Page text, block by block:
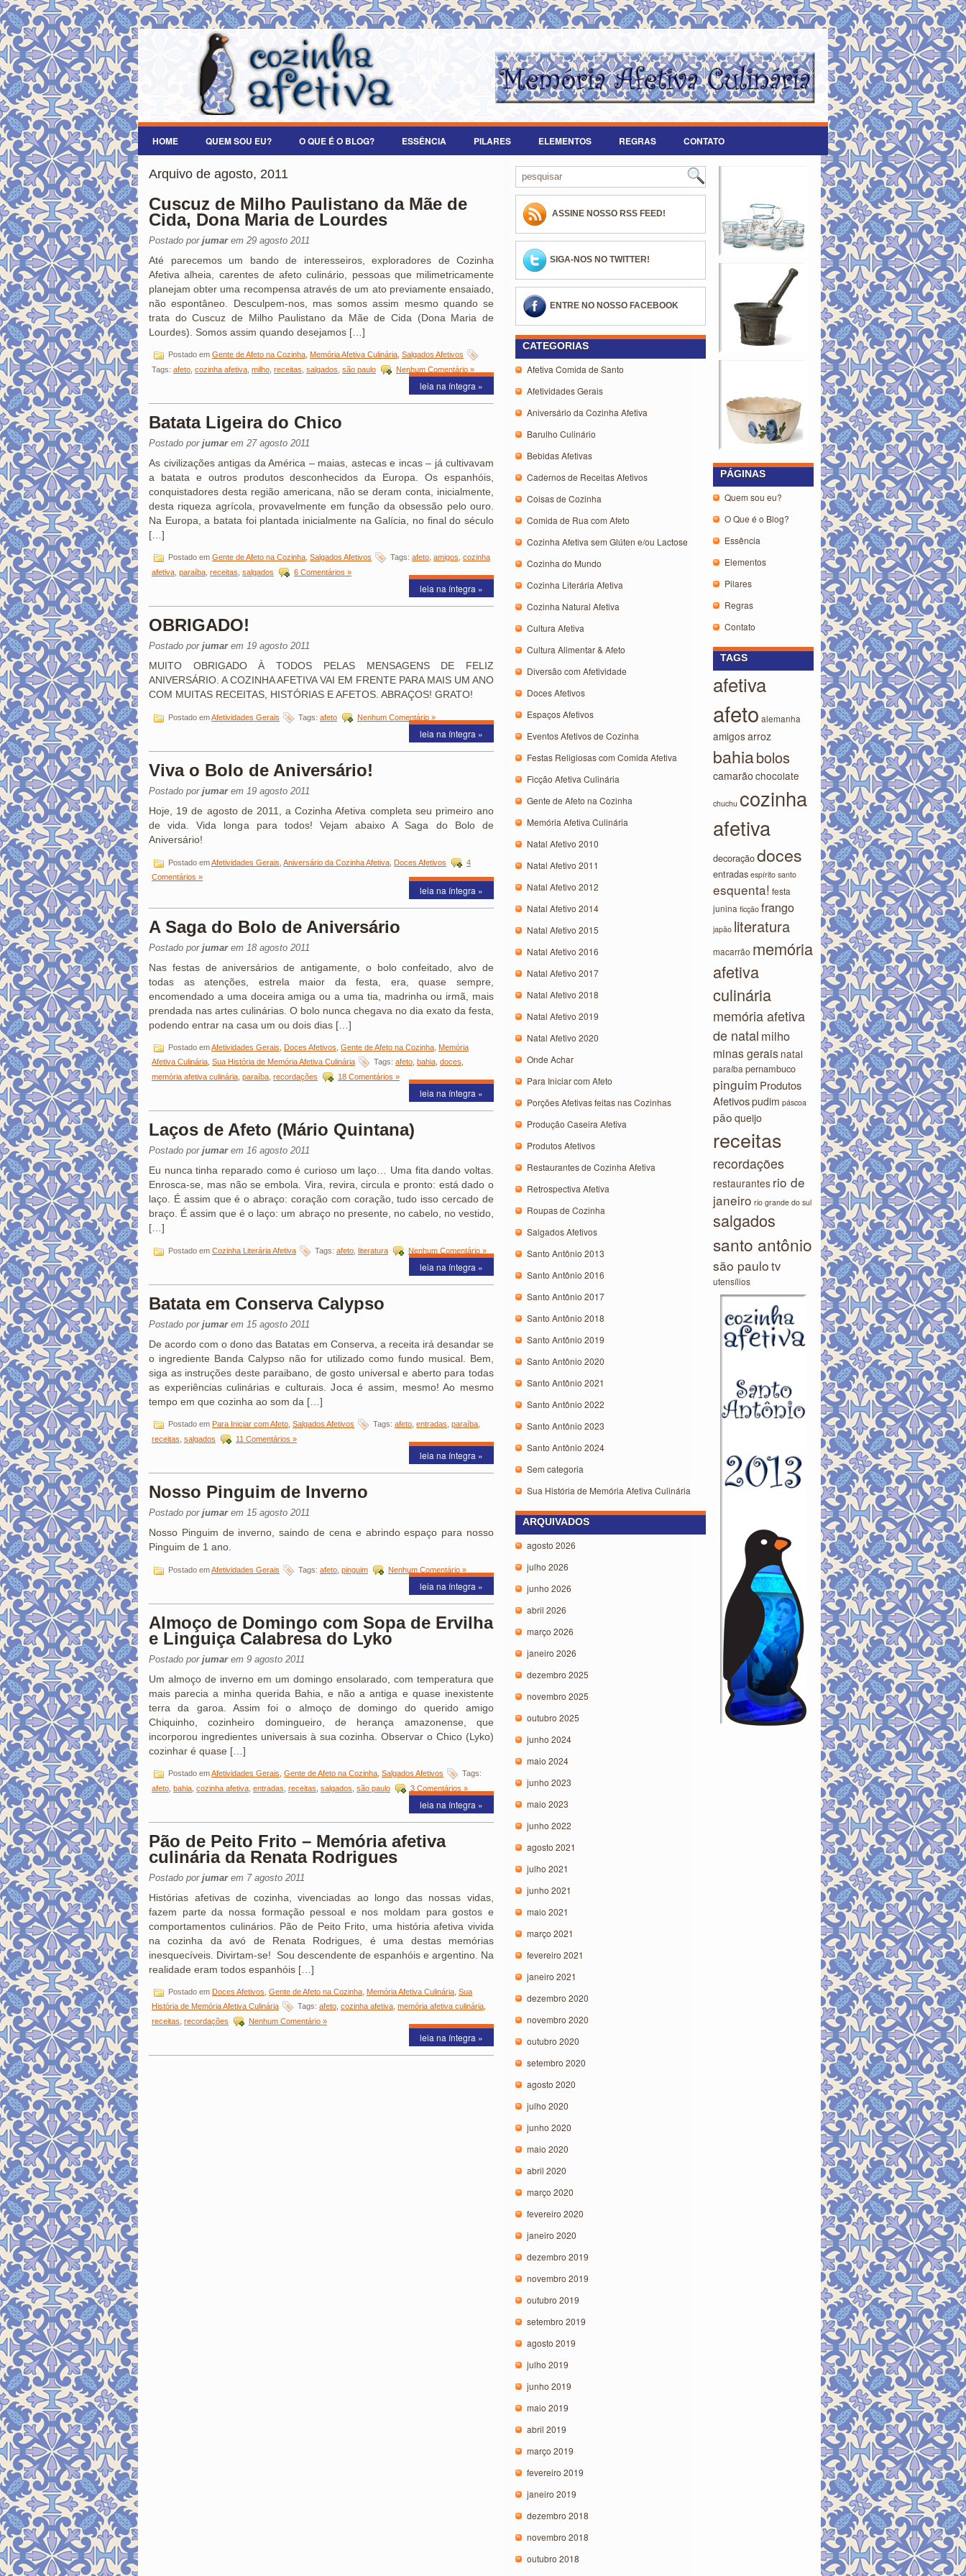
HOME QUEM SOU EU? O QUE É O BLOG? ESSÊNCIA PILARES ELEMENTOS REGRAS CONTATO
Arquivo de agosto, 2011
Cuscuz de Milho Paulistano da Mãe de
Cida, Dona Maria de Lourdes
Postado por jumarem 29 agosto 2011
Até parecemos um bando de interesseiros, exploradores de Cozinha
Afetiva alheia, carentes de afeto culinário, pessoas que milimetricamente
planejam obter uma recompensa através de um ato previamente ensaiado,
não espontâneo. Desculpem-nos, mas somos assim mesmo quando se
trata do Cuscuz de Milho Paulistano da Mãe de Cida (Dona Maria de
Lourdes). Somos assim quando desejamos […]
Postado em Gente de Afeto na Cozinha Memória Afetiva Culinária Salgados Afetivos
Tags: afeto cozinha afetiva milho receitas salgados são paulo Nenhum Comentário »
leia na íntegra »
Batata Ligeira do Chico
Postado por jumarem 27 agosto 2011
As civilizações antigas da América – maias, astecas e incas – já cultivavam
a batata e outros produtos desconhecidos da Europa. Os espanhóis,
conquistadores desta região americana, não se deram conta, inicialmente,
desta riqueza agrícola, provavelmente em função da obsessão pelo ouro.
Na Europa, a batata foi plantada inicialmente na Galícia, no final do século
[…]
Postado em Gente de Afeto na Cozinha Salgados Afetivos Tags: afeto amigos cozinha
afetiva paraíba receitas salgados 6 Comentários »
leia na íntegra »
OBRIGADO!
Postado por jumarem 19 agosto 2011
MUITO OBRIGADO À TODOS PELAS MENSAGENS DE FELIZ
ANIVERSÁRIO. A COZINHA AFETIVA VAI EM FRENTE PARA MAIS UM ANO
COM MUITAS RECEITAS, HISTÓRIAS E AFETOS. ABRAÇOS! GRATO!
Postado emAfetividades Gerais Tags: afeto Nenhum Comentário »
leia na íntegra »
Viva o Bolo de Aniversário!
Postado por jumarem 19 agosto 2011
Hoje, 19 de agosto de 2011, a Cozinha Afetiva completa seu primeiro ano
de vida. Vida longa para todos! Vejam abaixo A Saga do Bolo de
Aniversário!
Postado emAfetividades Gerais Aniversário da Cozinha Afetiva Doces Afetivos
4
Comentários »
leia na íntegra »
A Saga do Bolo de Aniversário
Postado por jumarem 18 agosto 2011
Nas festas de aniversários de antigamente, o bolo confeitado, alvo de
todas as atenções, estrela maior da festa, era, quase sempre,
encomendado a uma doceira amiga ou a uma tia, madrinha ou irmã, mais
prendada nas artes culinárias. O bolo nunca chegava no dia exato da festa,
podendo entrar na casa um ou dois dias […]
Postado emAfetividades Gerais Doces Afetivos Gente de Afeto na Cozinha Memória
Afetiva Culinária Sua História de Memória Afetiva Culinária Tags: afeto bahia doces
memória afetiva culinária paraíba recordações 18 Comentários »
leia na íntegra »
Laços de Afeto (Mário Quintana)
Postado por jumarem 16 agosto 2011
Eu nunca tinha reparado como é curioso um laço… Uma fita dando voltas.
Enrosca-se, mas não se embola. Vira, revira, circula e pronto: está dado o
laço. É assim que é o abraço: coração com coração, tudo isso cercado de
braço. É assim que é o laço: um abraço no presente, no cabelo, no vestido,
[…]
Postado em Cozinha Literária Afetiva Tags: afeto literatura Nenhum Comentário »
leia na íntegra »
Batata em Conserva Calypso
Postado por jumarem 15 agosto 2011
De acordo com o dono das Batatas em Conserva, a receita irá desandar se
o ingrediente Banda Calypso não for utilizado como fundo musical. Bem,
siga as instruções deste paraibano, de gosto universal e aberto para todas
as experiências culinárias e culturais. Joca é assim, mesmo! Ao mesmo
tempo em que cozinha ao som da […]
Postado em Para Iniciar com Afeto Salgados Afetivos Tags: afeto entradas paraíba
receitas salgados 11 Comentários »
leia na íntegra »
Nosso Pinguim de Inverno
Postado por jumarem 15 agosto 2011
Nosso Pinguim de inverno, saindo de cena e abrindo espaço para nosso
Pinguim de 1 ano.
Postado emAfetividades Gerais Tags: afeto pinguim Nenhum Comentário »
leia na íntegra »
Almoço de Domingo com Sopa de Ervilha
e Linguiça Calabresa do Lyko
Postado por jumarem 9 agosto 2011
Um almoço de inverno em um domingo ensolarado, com temperatura que
mais parecia a minha querida Bahia, e não a antiga e quase inexistente
terra da garoa. Assim foi o almoço de domingo do querido amigo
Chiquinho, cozinheiro domingueiro, de herança amazonense, que
incorporou ingredientes universais à sua cozinha. Observar o Chico (Lyko)
cozinhar é quase […]
Postado emAfetividades Gerais Gente de Afeto na Cozinha Salgados Afetivos
Tags:
afeto bahia cozinha afetiva entradas receitas salgados são paulo 3 Comentários »
leia na íntegra »
Pão de Peito Frito – Memória afetiva
culinária da Renata Rodrigues
Postado por jumarem 7 agosto 2011
Histórias afetivas de cozinha, vivenciadas ao longo das nossas vidas,
fazem parte da nossa formação pessoal e nos moldam para gostos e
comportamentos culinários. Pão de Peito Frito, uma história afetiva vivida
na cozinha da avó de Renata Rodrigues, é uma destas memórias
inesquecíveis. Divirtam-se! Sou descendente de espanhóis e argentino. Na
realidade eram todos espanhóis […]
Postado em Doces Afetivos Gente de Afeto na Cozinha Memória Afetiva Culinária Sua
História de Memória Afetiva Culinária
Tags: afeto cozinha afetiva memória afetiva culinária
receitas recordações Nenhum Comentário »
leia na íntegra »
ASSINE NOSSO RSS FEED!
SIGA-NOS NO TWITTER!
ENTRE NO NOSSO FACEBOOK
CATEGORIAS
Afetiva Comida de Santo
Afetividades Gerais
Aniversário da Cozinha Afetiva
Barulho Culinário
Bebidas Afetivas
Cadernos de Receitas Afetivos
Coisas de Cozinha
Comida de Rua com Afeto
Cozinha Afetiva sem Glúten e/ou Lactose
Cozinha do Mundo
Cozinha Literária Afetiva
Cozinha Natural Afetiva
Cultura Afetiva
Cultura Alimentar & Afeto
Diversão com Afetividade
Doces Afetivos
Espaços Afetivos
Eventos Afetivos de Cozinha
Festas Religiosas com Comida Afetiva
Ficção Afetiva Culinária
Gente de Afeto na Cozinha
Memória Afetiva Culinária
Natal Afetivo 2010
Natal Afetivo 2011
Natal Afetivo 2012
Natal Afetivo 2014
Natal Afetivo 2015
Natal Afetivo 2016
Natal Afetivo 2017
Natal Afetivo 2018
Natal Afetivo 2019
Natal Afetivo 2020
Onde Achar
Para Iniciar com Afeto
Porções Afetivas feitas nas Cozinhas
Produção Caseira Afetiva
Produtos Afetivos
Restaurantes de Cozinha Afetiva
Retrospectiva Afetiva
Roupas de Cozinha
Salgados Afetivos
Santo Antônio 2013
Santo Antônio 2016
Santo Antônio 2017
Santo Antônio 2018
Santo Antônio 2019
Santo Antônio 2020
Santo Antônio 2021
Santo Antônio 2022
Santo Antônio 2023
Santo Antônio 2024
Sem categoria
Sua História de Memória Afetiva Culinária
ARQUIVADOS
agosto 2026
julho 2026
junho 2026
abril 2026
março 2026
janeiro 2026
dezembro 2025
novembro 2025
outubro 2025
junho 2024
maio 2024
junho 2023
maio 2023
junho 2022
agosto 2021
julho 2021
junho 2021
maio 2021
março 2021
fevereiro 2021
janeiro 2021
dezembro 2020
novembro 2020
outubro 2020
setembro 2020
agosto 2020
julho 2020
junho 2020
maio 2020
abril 2020
março 2020
fevereiro 2020
janeiro 2020
dezembro 2019
novembro 2019
outubro 2019
setembro 2019
agosto 2019
julho 2019
junho 2019
maio 2019
abril 2019
março 2019
fevereiro 2019
janeiro 2019
dezembro 2018
novembro 2018
outubro 2018
PÁGINAS
Quem sou eu?
O Que é o Blog?
Essência
Elementos
Pilares
Regras
Contato
TAGS
afetiva
afeto alemanha
amigosarroz
bahiabolos
camarãochocolate
chuchu cozinha
afetiva
decoraçãodoces
entradas espírito santo
esquenta! festa
junina ficção frango
japão literatura
macarrão memória
afetiva
culinária
memória afetiva
de natal milho
minas gerais natal
paraíba pernambuco
pinguim Produtos
Afetivospudim páscoa
pão queijo
receitas
recordações
restaurantes rio de
janeiro rio grande do sul
salgados
santo antônio
são paulotv
utensílios